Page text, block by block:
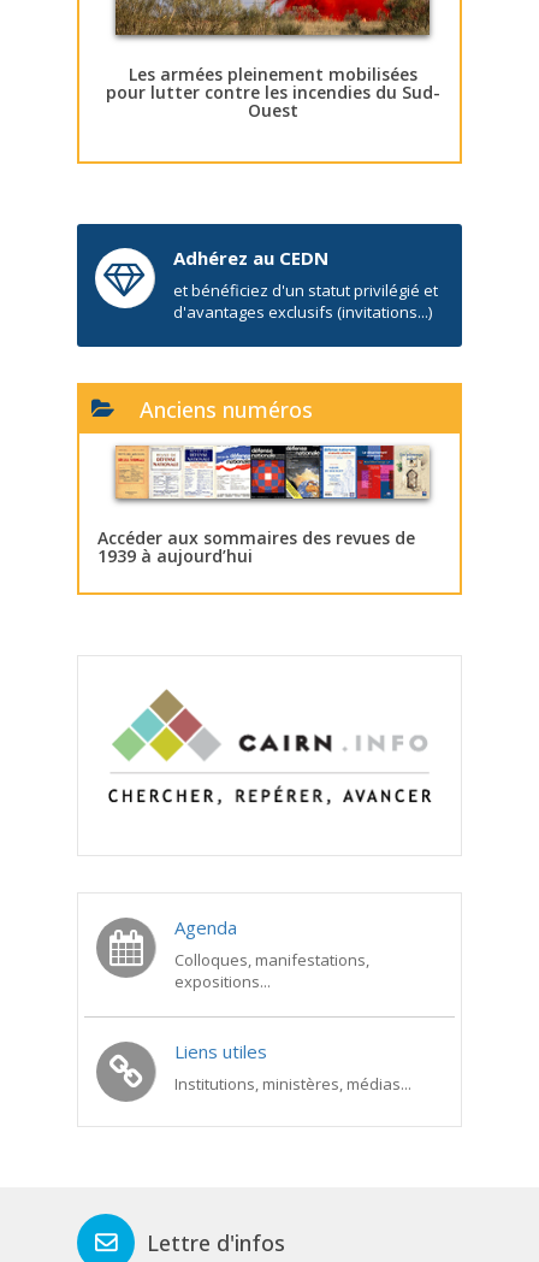
Les armées pleinement mobilisées
pour lutter contre les incendies du Sud-
Ouest
Adhérez au CEDN
et bénéficiez d'un statut privilégié et
d'avantages exclusifs (invitations...)
Anciens numéros
Accéder aux sommaires des revues de
1939 à aujourd’hui
Agenda
Colloques, manifestations,
expositions...
Liens utiles
Institutions, ministères, médias...
Lettre d'infos